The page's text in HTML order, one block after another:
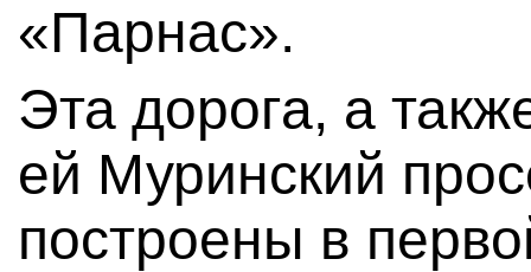
«Парнас».
Эта дорога, а
ей Муринский
построены в